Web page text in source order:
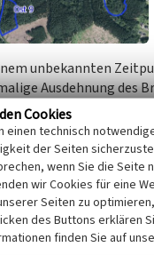
unbekannten
Ausdehnung des
um einen alten
still. Die
Zeitpunkt an
Teil bereits
sich die Grube
die von
werden. Reste einer
Cookies
einen technisch
der Seiten
wenn Sie die Seite
wir Cookies für eine
Seiten zu
des Buttons erklären
finden Sie auf